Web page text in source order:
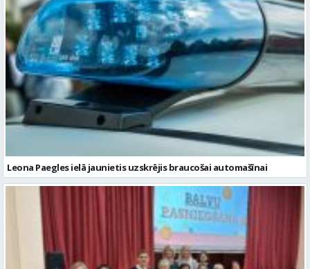
Leona Paegles ielā jaunietis uzskrējis braucošai automašīnai